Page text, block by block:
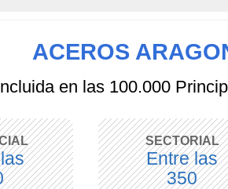
ACEROS
en las 100.000
SECTORIAL
Entre las
350